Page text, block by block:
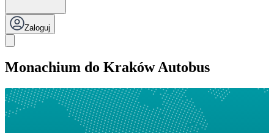
Zaloguj
Monachium do Kraków Autobus